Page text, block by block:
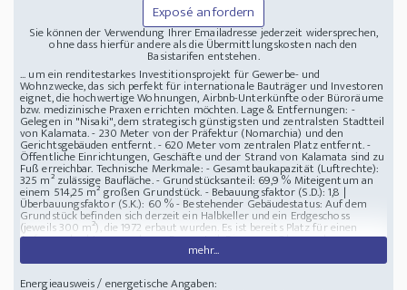
Exposé anfordern
Sie können der Verwendung Ihrer Emailadresse jederzeit widersprechen,
ohne dass hierfür andere als die Übermittlungskosten nach den
Basistarifen entstehen.
... um ein renditestarkes Investitionsprojekt für Gewerbe- und
Wohnzwecke, das sich perfekt für internationale Bauträger und Investoren
eignet, die hochwertige Wohnungen, Airbnb-Unterkünfte oder Büroräume
bzw. medizinische Praxen errichten möchten. Lage & Entfernungen: -
Gelegen in "Nisaki", dem strategisch günstigsten und zentralsten Stadtteil
von Kalamata. - 230 Meter von der Präfektur (Nomarchia) und den
Gerichtsgebäuden entfernt. - 620 Meter vom zentralen Platz entfernt. -
Öffentliche Einrichtungen, Geschäfte und der Strand von Kalamata sind zu
Fuß erreichbar. Technische Merkmale: - Gesamtbaukapazität (Luftrechte):
325 m² zulässige Baufläche. - Grundstücksanteil: 69,9 % Miteigentum an
einem 514,25 m² großen Grundstück. - Bebauungsfaktor (S.D.): 1,8 |
Überbauungsfaktor (S.K.): 60 % - Bestehender Gebäudestatus: Auf dem
Grundstück befinden sich derzeit ein Halbkeller und ein Erdgeschoss
(jeweils 300 m²), die 1972 erbaut wurden. Es ist bereits Platz für einen
Aufzugsschacht vorgesehen. - Bauvorteil: Die neuen Obergeschosse
eignen sich ideal für eine Leichtbauweise aus Stahl und Gipskartonplatten,
was maximale Kosteneffizienz, Gewichtsreduzierung und eine schnelle
Bauausführung ermöglicht. - Potenzial für zusätzliche Fläche: Durch die
mehr...
Energieausweis / energetische Angaben: